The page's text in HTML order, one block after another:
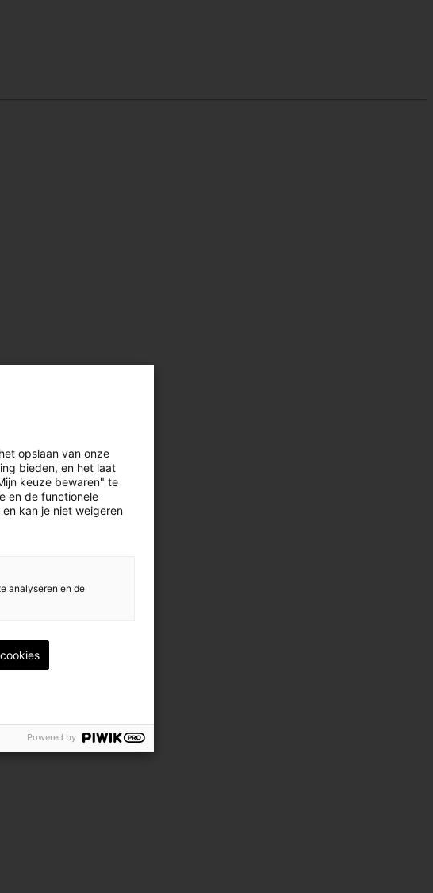
opslaan van onze
bieden, en het laat
keuze bewaren" te
en de functionele
kan je niet weigeren
analyseren en de
Powered by